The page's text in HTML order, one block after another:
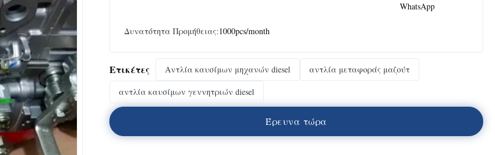
WhatsApp
Δυνατότητα Προμήθειας:1000pcs/month
Ετικέτες Αντλία καυσίμων μηχανών diesel
αντλία μεταφοράς μαζούτ
αντλία καυσίμων γεννητριών diesel
Έρευνα τώρα